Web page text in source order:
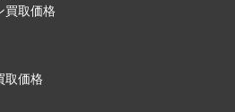
買取価格
取価格